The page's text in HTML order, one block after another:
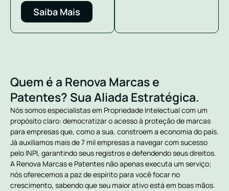
Saiba Mais
Quem é a Renova Marcas e
Patentes? Sua Aliada Estratégica.
Nós somos especialistas em Propriedade Intelectual com um
propósito claro: democratizar o acesso à proteção de marcas
para empresas que, como a sua, constroem a economia do país.
Já auxiliamos mais de 7 mil empresas a navegar com sucesso
pelo INPI, garantindo seus registros e defendendo seus direitos.
A Renova Marcas e Patentes não apenas executa um serviço;
nós oferecemos a paz de espírito para você focar no
crescimento, sabendo que seu maior ativo está em boas mãos.